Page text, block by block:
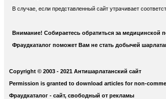
В случае, если представленный сайт утрачивает
Внимание! Собираетесь обратиться за медицинской
Фраудкаталог поможет Вам не стать добычей
Copyright © 2003 - 2021 Антишарлатанский сайт
Permission is granted to download articles for non-
Фраудкаталог - сайт, свободный от рекламы